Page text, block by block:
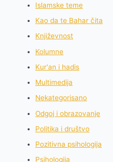
Islamske teme
Kao da te Bahar čita
Književnost
Kolumne
Kur'an i hadis
Multimedija
Nekategorisano
Odgoj i obrazovanje
Politika i društvo
Pozitivna psihologija
Psihologija